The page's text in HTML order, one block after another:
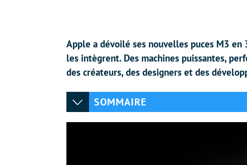
Apple a dévoilé ses nouvelles puces M3 en
les intègrent. Des machines puissantes,
des créateurs, des designers et des
SOMMAIRE